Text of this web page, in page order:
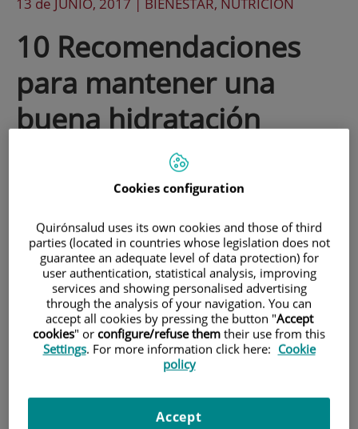
10 Recomendaciones
para mantener una
buena hidratación
El verano y las altas temperaturas ya
están aquí. Aunque beber agua es
imprescindible para mantener un buen
estado de salud, la necesidad de beber
agua en esta época del año aumenta y
debemos tener un especial cuidado con
niños, personas mayores, las
embarazadas, deportistas y trabajadores
Cookies configuration
Quirónsalud uses its own cookies and those of third
parties (located in countries whose legislation does not
guarantee an adequate level of data protection) for
user authentication, statistical analysis, improving
services and showing personalised advertising
through the analysis of your navigation. You can
accept all cookies by pressing the button "Accept
cookies" or configure/refuse them their use from this
Settings. For more information click here: Cookie
policy
Accept